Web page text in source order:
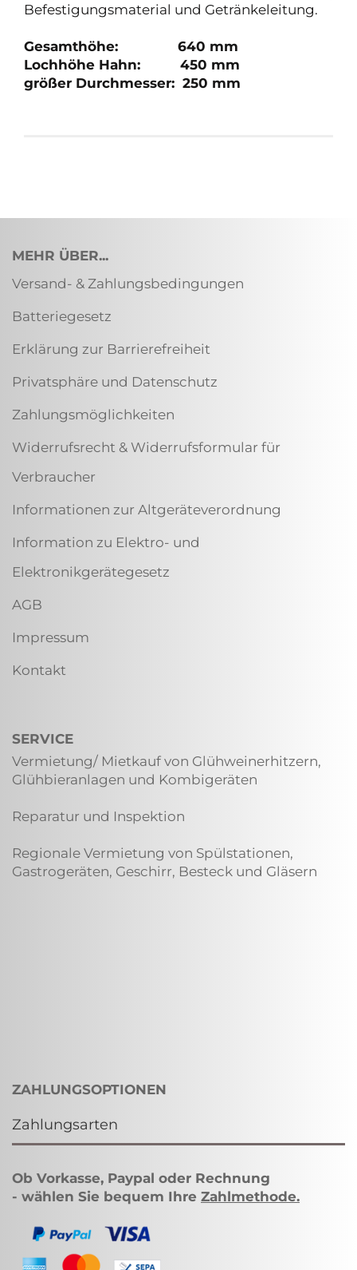
Befestigungsmaterial und Getränkeleitung.
Gesamthöhe: 640 mm
Lochhöhe Hahn: 450 mm
größer Durchmesser: 250 mm
MEHR ÜBER...
Versand- & Zahlungsbedingungen
Batteriegesetz
Erklärung zur Barrierefreiheit
Privatsphäre und Datenschutz
Zahlungsmöglichkeiten
Widerrufsrecht & Widerrufsformular für
Verbraucher
Informationen zur Altgeräteverordnung
Information zu Elektro- und
Elektronikgerätegesetz
AGB
Impressum
Kontakt
SERVICE
Vermietung/ Mietkauf von Glühweinerhitzern,
Glühbieranlagen und Kombigeräten
Reparatur und Inspektion
Regionale Vermietung von Spülstationen,
Gastrogeräten, Geschirr, Besteck und Gläsern
ZAHLUNGSOPTIONEN
Zahlungsarten
Ob Vorkasse, Paypal oder Rechnung
- wählen Sie bequem Ihre Zahlmethode.